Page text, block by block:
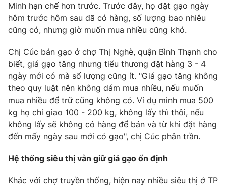
Cơ quan chủ quản:Đài Truyền hình Việt Nam
Cơ quan báo chí:Thời báo VTV
Giấy phép hoạt động báo in và báo điện tử số 483/GP-BTTTT
cấp ngày 29/12/2023
Tổng Biên tập: Vũ Thanh Thủy
Phó Tổng Biên tập: Nguyễn Thị Mỹ Hạnh, Phạm Quốc Thắng,
Nguyễn Trọng Ninh
Tổng đài VTV:024.38 355 931 - 024.38 355 932
Ðiện thoại Thời báo VTV:024.66 897 897
Email:toasoan@vtv.vn
Liên hệ quảng cáo:024-7300.7108
Minh hạn chế hơn trước. Trước đây, họ đặt gạo ngày
hôm trước hôm sau đã có hàng, số lượng bao nhiêu
cũng có, nhưng giờ muốn mua nhiều cũng khó.
Chị Cúc bán gạo ở chợ Thị Nghè, quận Bình Thạnh cho
biết, giá gạo tăng nhưng tiểu thương đặt hàng 3 - 4
ngày mới có mà số lượng cũng ít. "Giá gạo tăng không
theo quy luật nên không dám mua nhiều, nếu muốn
mua nhiều để trữ cũng không có. Ví dụ mình mua 500
kg họ chỉ giao 100 - 200 kg, không lấy thì thôi, nếu
không lấy sẽ không có hàng để bán và từ khi đặt hàng
đến mấy ngày sau mới có gạo", chị Cúc phân trần.
Hệ thống siêu thị vẫn giữ giá gạo ổn định
Khác với chợ truyền thống, hiện nay nhiều siêu thị ở TP